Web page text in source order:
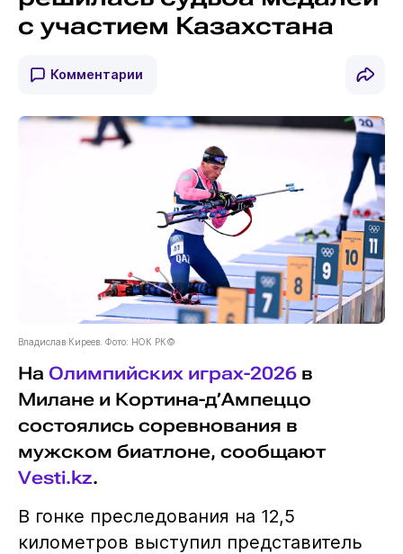
с участием Казахстана
Комментарии
Владислав Киреев. Фото: НОК РК©
На Олимпийских играх-2026в
Милане и Кортина-д’Ампеццо
состоялись соревнования в
мужском биатлоне, сообщают
Vesti.kz.
В гонке преследования на 12,5
километров выступил представитель